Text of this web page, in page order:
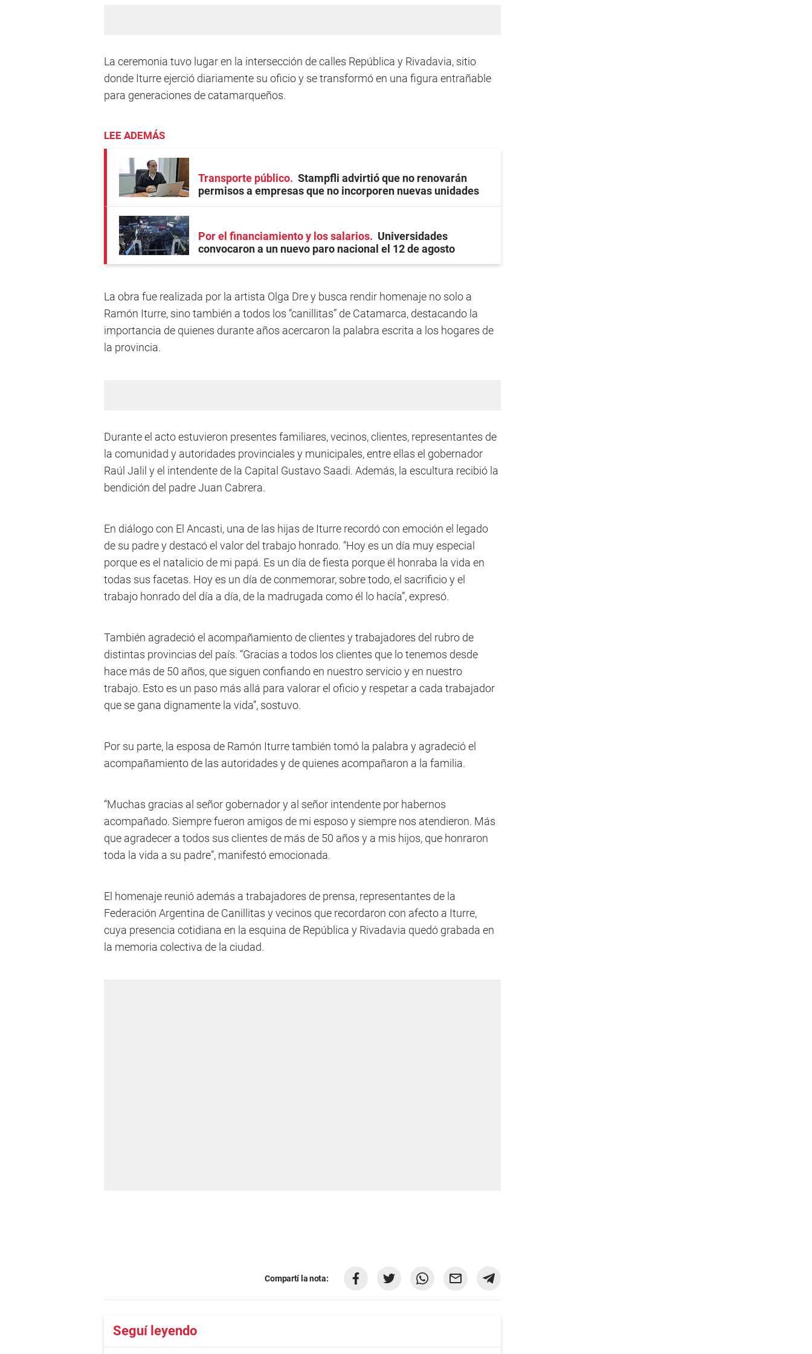
La ceremonia tuvo lugar en la intersección de calles República y Rivadavia, sitio
donde Iturre ejerció diariamente su oficio y se transformó en una figura entrañable
para generaciones de catamarqueños.
LEE ADEMÁS
Transporte público
Stampfli advirtió que no renovarán
permisos a empresas que no incorporen nuevas unidades
Por el financiamiento y los salarios
Universidades
convocaron a un nuevo paro nacional el 12 de agosto
La obra fue realizada por la artista Olga Dre y busca rendir homenaje no solo a
Ramón Iturre, sino también a todos los “canillitas” de Catamarca, destacando la
importancia de quienes durante años acercaron la palabra escrita a los hogares de
la provincia.
Durante el acto estuvieron presentes familiares, vecinos, clientes, representantes de
la comunidad y autoridades provinciales y municipales, entre ellas el gobernador
Raúl Jalil y el intendente de la Capital Gustavo Saadi. Además, la escultura recibió la
bendición del padre Juan Cabrera.
En diálogo con El Ancasti, una de las hijas de Iturre recordó con emoción el legado
de su padre y destacó el valor del trabajo honrado. “Hoy es un día muy especial
porque es el natalicio de mi papá. Es un día de fiesta porque él honraba la vida en
todas sus facetas. Hoy es un día de conmemorar, sobre todo, el sacrificio y el
trabajo honrado del día a día, de la madrugada como él lo hacía”, expresó.
También agradeció el acompañamiento de clientes y trabajadores del rubro de
distintas provincias del país. “Gracias a todos los clientes que lo tenemos desde
hace más de 50 años, que siguen confiando en nuestro servicio y en nuestro
trabajo. Esto es un paso más allá para valorar el oficio y respetar a cada trabajador
que se gana dignamente la vida”, sostuvo.
Por su parte, la esposa de Ramón Iturre también tomó la palabra y agradeció el
acompañamiento de las autoridades y de quienes acompañaron a la familia.
“Muchas gracias al señor gobernador y al señor intendente por habernos
acompañado. Siempre fueron amigos de mi esposo y siempre nos atendieron. Más
que agradecer a todos sus clientes de más de 50 años y a mis hijos, que honraron
toda la vida a su padre”, manifestó emocionada.
El homenaje reunió además a trabajadores de prensa, representantes de la
Federación Argentina de Canillitas y vecinos que recordaron con afecto a Iturre,
cuya presencia cotidiana en la esquina de República y Rivadavia quedó grabada en
la memoria colectiva de la ciudad.
Compartí la nota:
Seguí leyendo